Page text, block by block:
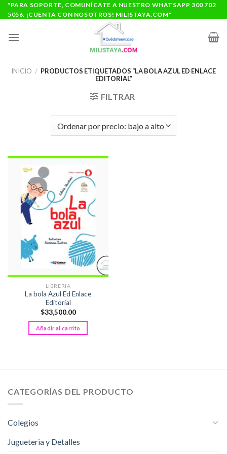
Saltar
al
"PARA SOPORTE, COMUNÍCATE A NUESTRO WHATSAPP 300 702
5056. ¡CUENTA CON NOSOTROS! MILISTAYA.COM"
INICIO / PRODUCTOS ETIQUETADOS “LA BOLA AZUL ED ENLACE
EDITORIAL”
FILTRAR
LIBRERÍA
La bola Azul Ed Enlace
Editorial
$33,500.00
Añadir al carrito
CATEGORÍAS DEL PRODUCTO
Colegios
Jugueteria y Detalles